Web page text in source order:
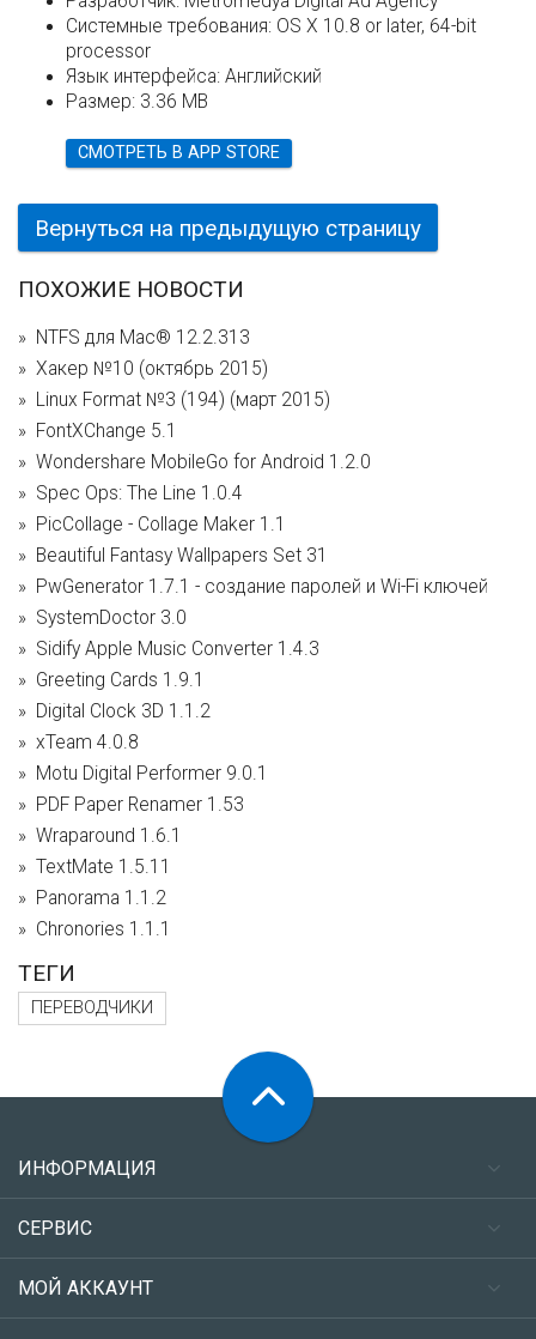
Системные требования: OS X 10.8 or later, 64-bit
processor
Язык интерфейса: Английский
Размер: 3.36 MB
СМОТРЕТЬ В APP STORE
Вернуться на предыдущую страницу
ПОХОЖИЕ НОВОСТИ
NTFS для Mac® 12.2.313
Хакер №10 (октябрь 2015)
Linux Format №3 (194) (март 2015)
FontXChange 5.1
Wondershare MobileGo for Android 1.2.0
Spec Ops: The Line 1.0.4
PicCollage - Collage Maker 1.1
Beautiful Fantasy Wallpapers Set 31
PwGenerator 1.7.1 - cоздание паролей и Wi-Fi ключей
SystemDoctor 3.0
Sidify Apple Music Converter 1.4.3
Greeting Cards 1.9.1
Digital Clock 3D 1.1.2
xTeam 4.0.8
Motu Digital Performer 9.0.1
PDF Paper Renamer 1.53
Wraparound 1.6.1
TextMate 1.5.11
Panorama 1.1.2
Chronories 1.1.1
ТЕГИ
ПЕРЕВОДЧИКИ
ИНФОРМАЦИЯ
СЕРВИС
МОЙ АККАУНТ